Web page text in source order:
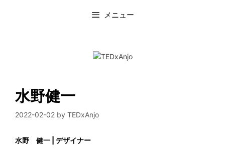
メニュー
水野健一
2022-02-02 by TEDxAnjo
水野 健一 | デザイナー